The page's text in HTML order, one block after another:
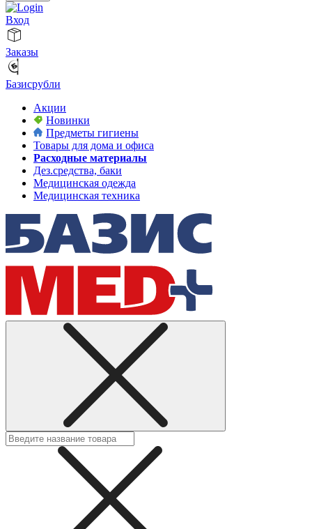
Вход
Заказы
Базисрубли
Акции
Новинки
Предметы гигиены
Товары для дома и офиса
Расходные материалы
Дез.средства, баки
Медицинская одежда
Медицинская техника